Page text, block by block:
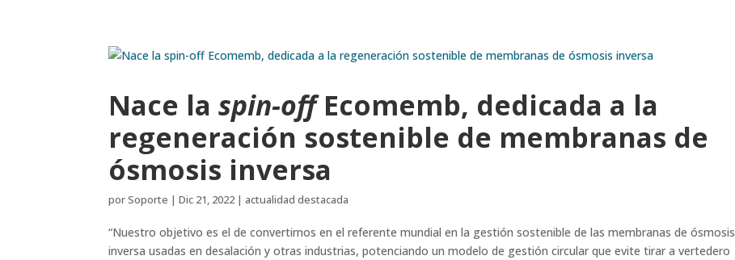
Nace laspin-offEcomemb, dedicada a la
regeneración sostenible de membranas de
ósmosis inversa
porSoporte |Dic 21, 2022 | actualidad destacada
“Nuestro objetivo es el de convertirnos en el referente mundial en la gestión sostenible de las membranas de ósmosis
inversa usadas en desalación y otras industrias, potenciando un modelo de gestión circular que evite tirar a vertedero